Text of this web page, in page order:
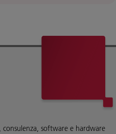
consulenza, software e hardware